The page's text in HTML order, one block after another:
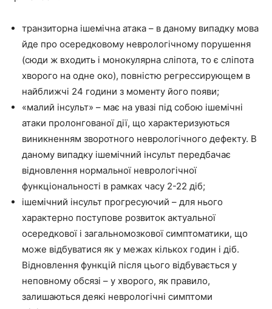
транзиторна ішемічна атака – в даному випадку мова
йде про осередковому неврологічному порушення
(сюди ж входить і монокулярна сліпота, то є сліпота
хворого на одне око), повністю регрессирующем в
найближчі 24 години з моменту його появи;
«малий інсульт» – має на увазі під собою ішемічні
атаки пролонгованої дії, що характеризуються
виникненням зворотного неврологічного дефекту. В
даному випадку ішемічний інсульт передбачає
відновлення нормальної неврологічної
функціональності в рамках часу 2-22 діб;
ішемічний інсульт прогресуючий – для нього
характерно поступове розвиток актуальної
осередкової і загальномозкової симптоматики, що
може відбуватися як у межах кількох годин і діб.
Відновлення функцій після цього відбувається у
неповному обсязі – у хворого, як правило,
залишаються деякі неврологічні симптоми